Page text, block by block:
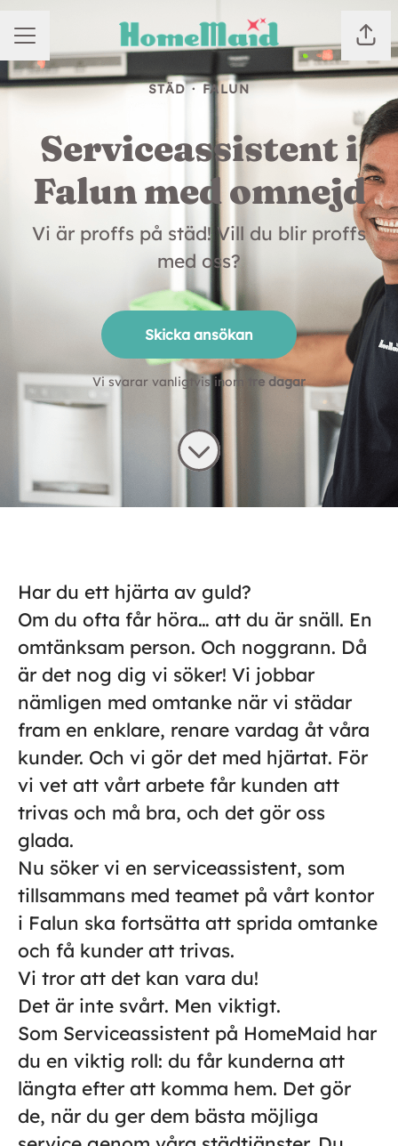
KARRIÄRMENY
STÄD · FALUN
Serviceassistent i
Falun med omnejd
Vi är proffs på städ! Vill du blir proffs
med oss?
Skicka ansökan
Vi svarar vanligtvis inom tre dagar
Har du ett hjärta av guld?
Om du ofta får höra… att du är snäll. En
omtänksam person. Och noggrann. Då
är det nog dig vi söker! Vi jobbar
nämligen med omtanke när vi städar
fram en enklare, renare vardag åt våra
kunder. Och vi gör det med hjärtat. För
vi vet att vårt arbete får kunden att
trivas och må bra, och det gör oss
glada.
Nu söker vi en serviceassistent, som
tillsammans med teamet på vårt kontor
i Falun ska fortsätta att sprida omtanke
och få kunder att trivas.
Vi tror att det kan vara du!
Det är inte svårt. Men viktigt.
Som Serviceassistent på HomeMaid har
du en viktig roll: du får kunderna att
längta efter att komma hem. Det gör
de, när du ger dem bästa möjliga